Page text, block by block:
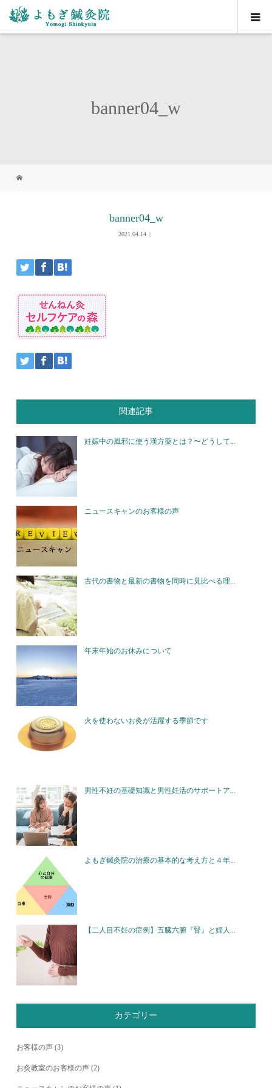
banner04_w
banner04_w
2021.04.14
関連記事
妊娠中の風邪に使う漢方薬とは？〜どうして...
ニュースキャンのお客様の声
古代の書物と最新の書物を同時に見比べる理...
年末年始のお休みについて
火を使わないお灸が活躍する季節です
男性不妊の基礎知識と男性妊活のサポートア...
よもぎ鍼灸院の治療の基本的な考え方と４年...
【二人目不妊の症例】五臓六腑『腎』と婦人...
カテゴリー
お客様の声 (3)
お灸教室のお客様の声 (2)